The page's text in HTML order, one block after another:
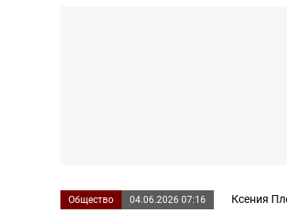
Общество 04.06.2026 07:16 Ксения